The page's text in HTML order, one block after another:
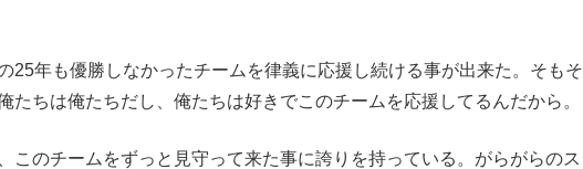
年も優勝しなかったチームを律義に応援し続ける事が出来た。そもそ
たちは俺たちだし、俺たちは好きでこのチームを応援してるんだから。
のチームをずっと見守って来た事に誇りを持っている。がらがらのス